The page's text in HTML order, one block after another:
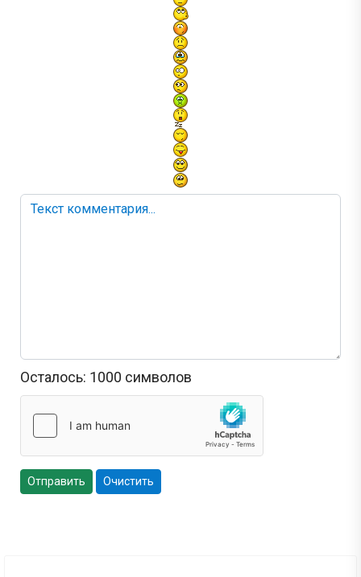
Осталось: 1000 символов
Отправить Очистить